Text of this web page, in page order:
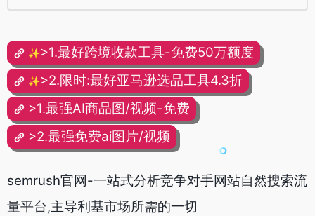
✨>1.最好跨境收款工具-免费50万额度
✨>2.限时:最好亚马逊选品工具4.3折
>1.最强AI商品图/视频-免费
>2.最强免费ai图片/视频
semrush官网-一站式分析竞争对手网站自然搜索流
量平台,主导利基市场所需的一切